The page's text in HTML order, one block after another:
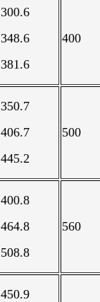
300.6
348.6
381.6
400
350.7
406.7
445.2
500
400.8
464.8
508.8
560
450.9